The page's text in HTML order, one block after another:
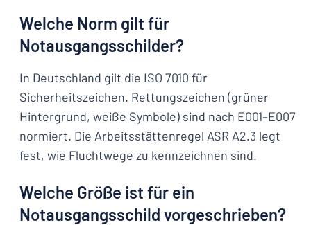
Welche Norm gilt für
Notausgangsschilder?
In Deutschland gilt die ISO 7010 für
Sicherheitszeichen. Rettungszeichen (grüner
Hintergrund, weiße Symbole) sind nach E001–E007
normiert. Die Arbeitsstättenregel ASR A2.3 legt
fest, wie Fluchtwege zu kennzeichnen sind.
Welche Größe ist für ein
Notausgangsschild vorgeschrieben?